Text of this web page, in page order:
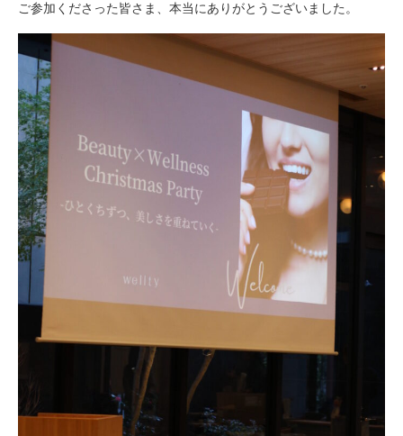
ご参加くださった皆さま、本当にありがとうございました。